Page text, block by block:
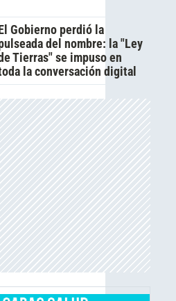
Gobierno perdió la
del nombre: la "Ley
Tierras" se impuso en
la conversación digital